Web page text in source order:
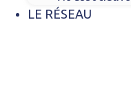
LE RÉSEAU